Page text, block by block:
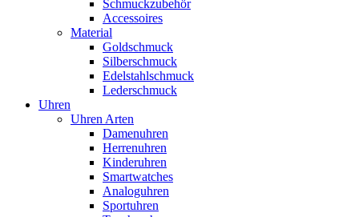
Schmuckzubehör
Accessoires
Material
Goldschmuck
Silberschmuck
Edelstahlschmuck
Lederschmuck
Uhren
Uhren Arten
Damenuhren
Herrenuhren
Kinderuhren
Smartwatches
Analoguhren
Sportuhren